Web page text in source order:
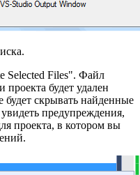
Selected Files". Файл
проекта будет удален
будет скрывать найденные
предупреждения,
проекта, в котором вы